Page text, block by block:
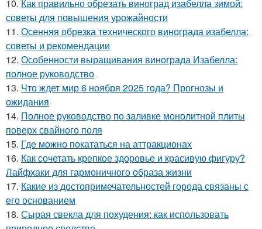
10. Как правильно обрезать виноград изабелла зимой:
советы для повышения урожайности
11. Осенняя обрезка технического винограда изабелла:
советы и рекомендации
12. Особенности выращивания винограда Изабелла:
полное руководство
13. Что ждет мир 6 ноября 2025 года? Прогнозы и
ожидания
14. Полное руководство по заливке монолитной плиты
поверх свайного поля
15. Где можно покататься на аттракционах
16. Как сочетать крепкое здоровье и красивую фигуру?
Лайфхаки для гармоничного образа жизни
17. Какие из достопримечательностей города связаны с
его основанием
18. Сырая свекла для похудения: как использовать